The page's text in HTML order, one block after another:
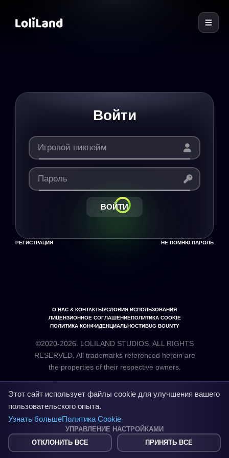
Войти
ВОЙТИ
РЕГИСТРАЦИЯ НЕ ПОМНЮ ПАРОЛЬ
О НАС & КОНТАКТЫУСЛОВИЯ ИСПОЛЬЗОВАНИЯ
ЛИЦЕНЗИОННОЕ СОГЛАШЕНИЕПОЛИТИКА COOKIE
ПОЛИТИКА КОНФИДЕНЦИАЛЬНОСТИBUG BOUNTY
©2020-2026. LOLILAND STUDIOS. ALL RIGHTS
RESERVED. All trademarks referenced herein are
the properties of their respective owners.
Этот сайт использует файлы cookie для улучшения вашего
пользовательского опыта.
Узнать большеПолитика Cookie
УПРАВЛЕНИЕ НАСТРОЙКАМИ
ОТКЛОНИТЬ ВСЕ
ПРИНЯТЬ ВСЕ